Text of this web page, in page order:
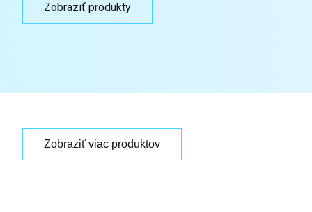
Zobraziť produkty
Zobraziť viac produktov